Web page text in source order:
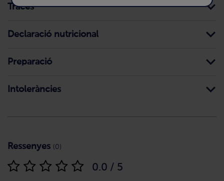
Traces
Declaració nutricional
Preparació
Intoleràncies
Ressenyes (0)
0.0 / 5